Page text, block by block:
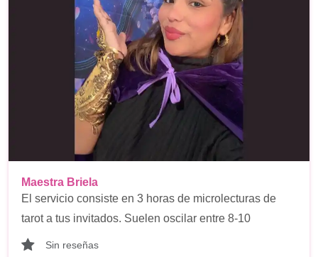
Maestra Briela
El servicio consiste en 3 horas de microlecturas de
tarot a tus invitados. Suelen oscilar entre 8-10
Sin reseñas